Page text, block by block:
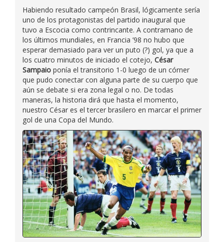
Habiendo resultado campeón Brasil, lógicamente sería
uno de los protagonistas del partido inaugural que
tuvo a Escocia como contrincante. A contramano de
los últimos mundiales, en Francia ’98 no hubo que
esperar demasiado para ver un puto (?) gol, ya que a
los cuatro minutos de iniciado el cotejo, César
Sampaio ponía el transitorio 1-0 luego de un córner
que pudo conectar con alguna parte de su cuerpo que
aún se debate si era zona legal o no. De todas
maneras, la historia dirá que hasta el momento,
nuestro César es el tercer brasilero en marcar el primer
gol de una Copa del Mundo.